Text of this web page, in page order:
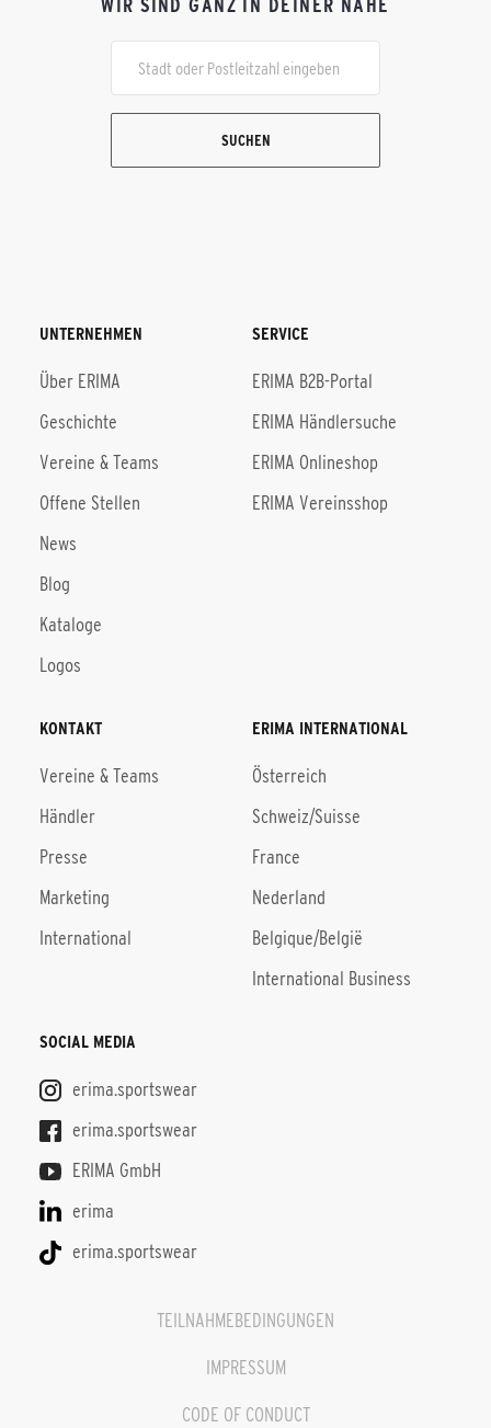
WIR SIND GANZ IN DEINER NÄHE
SUCHEN
UNTERNEHMEN
Über ERIMA
Geschichte
Vereine & Teams
Offene Stellen
News
Blog
Kataloge
Logos
SERVICE
ERIMA B2B-Portal
ERIMA Händlersuche
ERIMA Onlineshop
ERIMA Vereinsshop
KONTAKT
Vereine & Teams
Händler
Presse
Marketing
International
ERIMA INTERNATIONAL
Österreich
Schweiz/Suisse
France
Nederland
Belgique/België
International Business
SOCIAL MEDIA
erima.sportswear
erima.sportswear
ERIMA GmbH
erima
erima.sportswear
TEILNAHMEBEDINGUNGEN
IMPRESSUM
CODE OF CONDUCT